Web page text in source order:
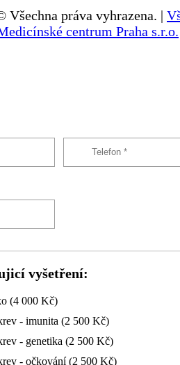
Všechna práva vyhrazena. |
centrum Praha s.r.o.
vyšetření:
(4 000 Kč)
- imunita (2 500 Kč)
- genetika (2 500 Kč)
- očkování (2 500 Kč)